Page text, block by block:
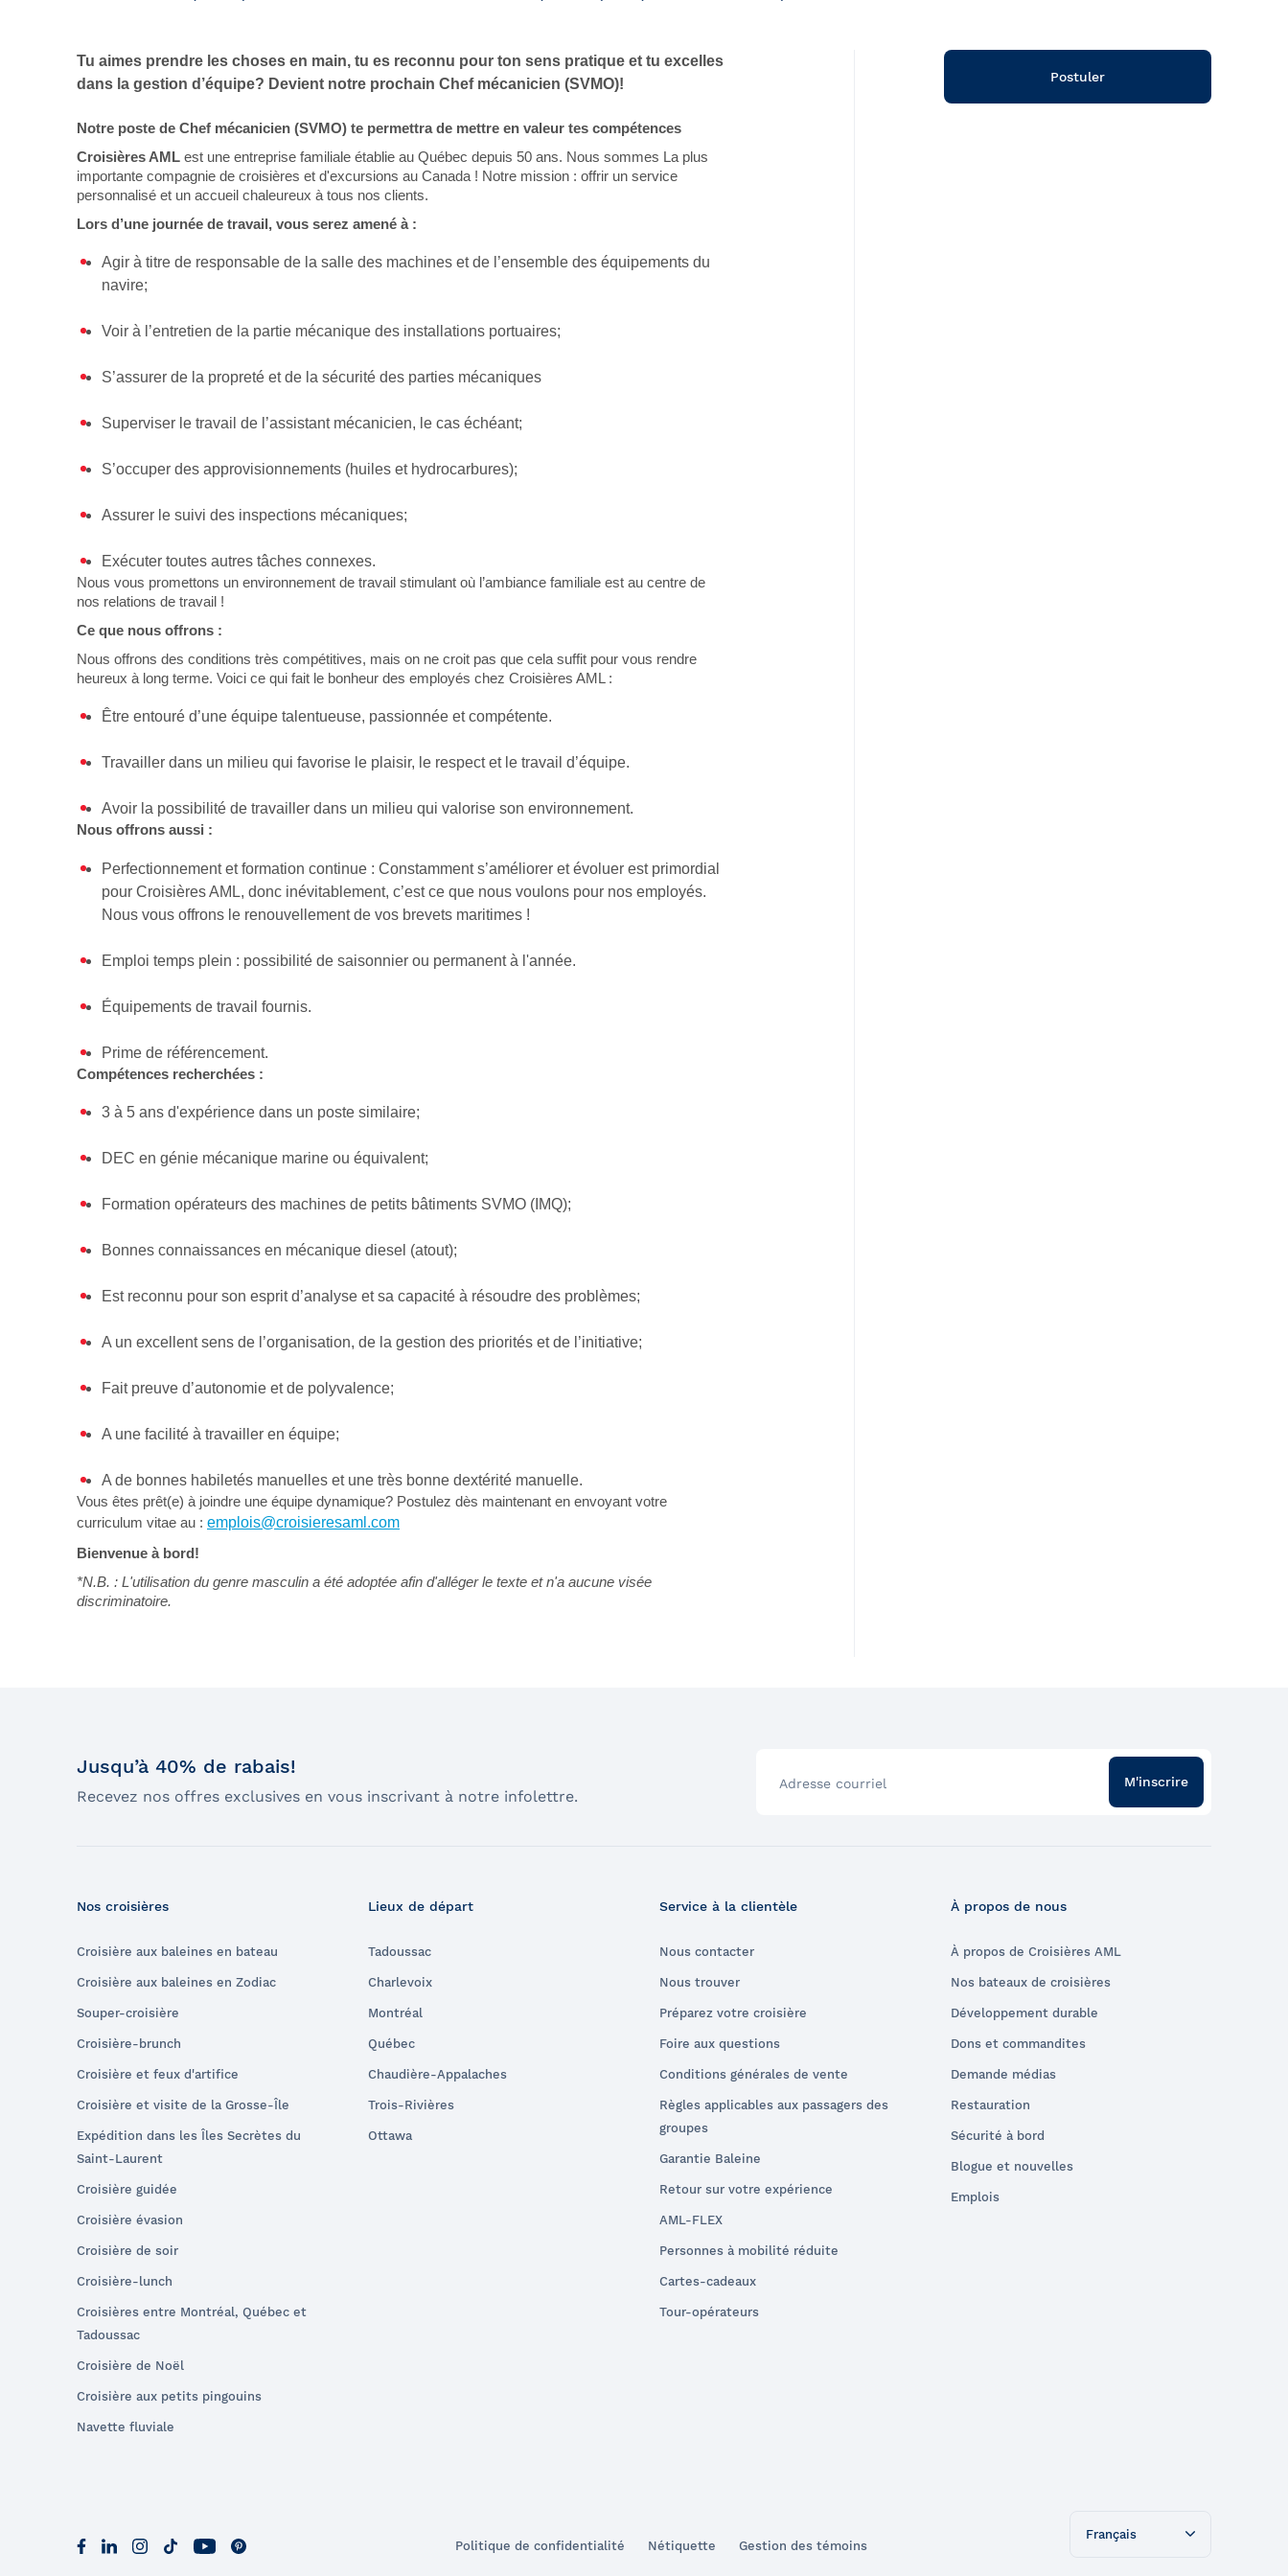
Croisière guidée
Croisière de soir
Croisière-lunch
Croisières entre Montréal, Québec et
Croisière aux petits pingouins
Tu aimes prendre les choses en main, tu es reconnu pour ton sens pratique et tu excelles
dans la gestion d’équipe? Devient notre prochain Chef mécanicien (SVMO)!
Notre poste de Chef mécanicien (SVMO) te permettra de mettre en valeur tes compétences
Croisières AML est une entreprise familiale établie au Québec depuis 50 ans. Nous sommes La plus
importante compagnie de croisières et d'excursions au Canada ! Notre mission : offrir un service
personnalisé et un accueil chaleureux à tous nos clients.
Lors d’une journée de travail, vous serez amené à :
Agir à titre de responsable de la salle des machines et de l’ensemble des équipements du
navire;
Voir à l’entretien de la partie mécanique des installations portuaires;
S’assurer de la propreté et de la sécurité des parties mécaniques
Superviser le travail de l’assistant mécanicien, le cas échéant;
S’occuper des approvisionnements (huiles et hydrocarbures);
Assurer le suivi des inspections mécaniques;
Exécuter toutes autres tâches connexes.
Nous vous promettons un environnement de travail stimulant où l’ambiance familiale est au centre de
nos relations de travail !
Ce que nous offrons :
Nous offrons des conditions très compétitives, mais on ne croit pas que cela suffit pour vous rendre
heureux à long terme. Voici ce qui fait le bonheur des employés chez Croisières AML :
Être entouré d’une équipe talentueuse, passionnée et compétente.
Travailler dans un milieu qui favorise le plaisir, le respect et le travail d’équipe.
Avoir la possibilité de travailler dans un milieu qui valorise son environnement.
Nous offrons aussi :
Perfectionnement et formation continue : Constamment s’améliorer et évoluer est primordial
pour Croisières AML, donc inévitablement, c’est ce que nous voulons pour nos employés.
Nous vous offrons le renouvellement de vos brevets maritimes !
Emploi temps plein : possibilité de saisonnier ou permanent à l'année.
Équipements de travail fournis.
Prime de référencement.
Compétences recherchées :
3 à 5 ans d'expérience dans un poste similaire;
DEC en génie mécanique marine ou équivalent;
Formation opérateurs des machines de petits bâtiments SVMO (IMQ);
Bonnes connaissances en mécanique diesel (atout);
Est reconnu pour son esprit d’analyse et sa capacité à résoudre des problèmes;
A un excellent sens de l’organisation, de la gestion des priorités et de l’initiative;
Fait preuve d’autonomie et de polyvalence;
A une facilité à travailler en équipe;
A de bonnes habiletés manuelles et une très bonne dextérité manuelle.
Vous êtes prêt(e) à joindre une équipe dynamique? Postulez dès maintenant en envoyant votre
curriculum vitae au : emplois@croisieresaml.com
Bienvenue à bord!
*N.B. : L'utilisation du genre masculin a été adoptée afin d'alléger le texte et n'a aucune visée
discriminatoire.
Postuler
Jusqu’à 40% de rabais!
Recevez nos offres exclusives en vous inscrivant à notre infolettre.
Adresse courriel M'inscrire
Nos croisières
Croisière aux baleines en bateau
Croisière aux baleines en Zodiac
Souper-croisière
Croisière-brunch
Croisière et feux d'artifice
Croisière et visite de la Grosse-Île
Expédition dans les Îles Secrètes du
Saint-Laurent
Croisière guidée
Croisière évasion
Croisière de soir
Croisière-lunch
Croisières entre Montréal, Québec et
Tadoussac
Croisière de Noël
Croisière aux petits pingouins
Navette fluviale
Lieux de départ
Tadoussac
Charlevoix
Montréal
Québec
Chaudière-Appalaches
Trois-Rivières
Ottawa
Service à la clientèle
Nous contacter
Nous trouver
Préparez votre croisière
Foire aux questions
Conditions générales de vente
Règles applicables aux passagers des
groupes
Garantie Baleine
Retour sur votre expérience
AML-FLEX
Personnes à mobilité réduite
Cartes-cadeaux
Tour-opérateurs
À propos de nous
À propos de Croisières AML
Nos bateaux de croisières
Développement durable
Dons et commandites
Demande médias
Restauration
Sécurité à bord
Blogue et nouvelles
Emplois
Français
Politique de confidentialité
Nétiquette Gestion des témoins